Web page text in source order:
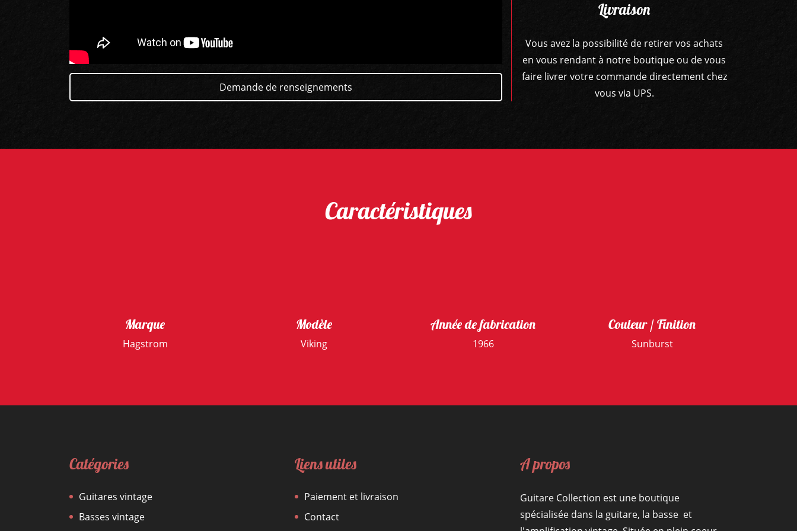
Demande de renseignements
Livraison
Vous avez la possibilité de retirer vos achats
en vous rendant à notre boutique ou de vous
faire livrer votre commande directement chez
vous via UPS.
Caractéristiques
Marque
Hagstrom
Modèle
Viking
Année de fabrication
1966
Couleur / Finition
Sunburst
Catégories
Guitares vintage
Basses vintage
Liens utiles
Paiement et livraison
Contact
A propos
Guitare Collection est une boutique
spécialisée dans la guitare, la basse et